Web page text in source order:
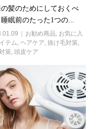
髪のためにしておくべ
睡眠前のたった1つの...
お勧め商品, お気に入
テム, ヘアケア, 抜け毛対策,
策, 頭皮ケア